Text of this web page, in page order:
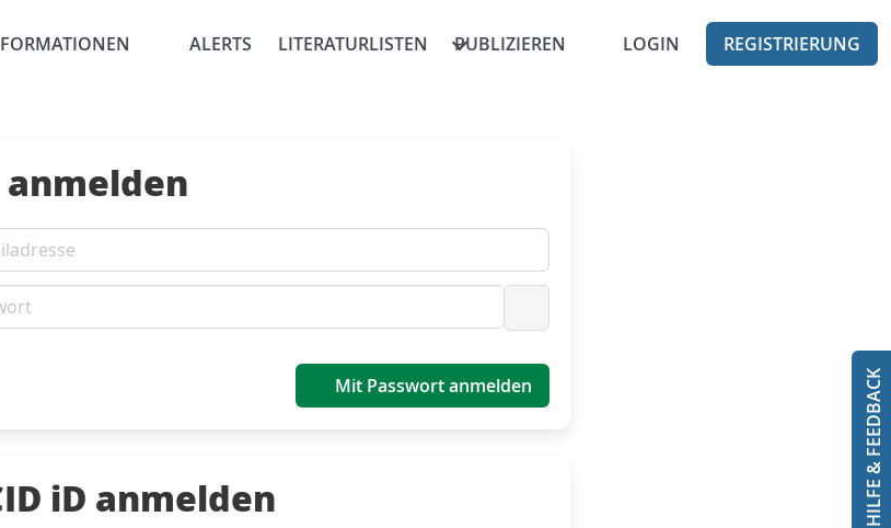
ALERTS LITERATURLISTEN PUBLIZIEREN LOGIN REGISTRIERUNG
HILFE & FEEDBACK
Passwort anzeigen
Mit Passwort anmelden
iD anmelden